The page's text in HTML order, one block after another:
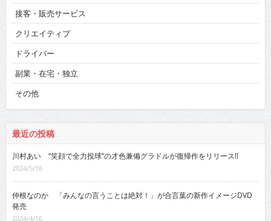
接客・販売サービス
クリエイティブ
ドライバー
副業・在宅・独立
その他
最近の投稿
川村あい “笑顔で全力投球”の才色兼備グラドルが復帰作をリリース!!
2024/5/16
仲根なのか 「みんなの言うことは絶対！」が合言葉の新作イメージDVD
発売
2024/4/16